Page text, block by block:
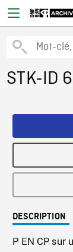
STK-ID
DESCRIPTION
P EN CP sur